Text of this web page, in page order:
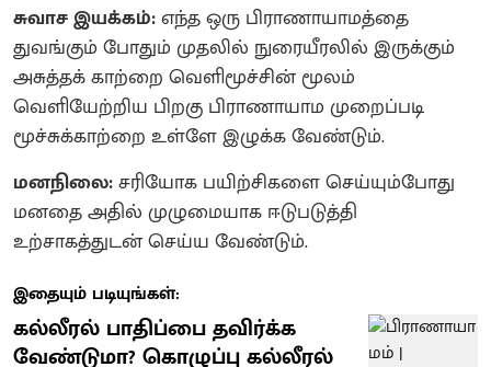
சுவாச இயக்கம்:எந்த ஒரு பிராணாயாமத்தை
துவங்கும் போதும் முதலில் நுரையீரலில் இருக்கும்
அசுத்தக் காற்றை வெளிமூச்சின் மூலம்
வெளியேற்றிய பிறகு பிராணாயாம முறைப்படி
மூச்சுக்காற்றை உள்ளே இழுக்க வேண்டும்.
மனநிலை:சரியோக பயிற்சிகளை செய்யும்போது
மனதை அதில் முழுமையாக ஈடுபடுத்தி
உற்சாகத்துடன் செய்ய வேண்டும்.
இதையும் படியுங்கள்:
கல்லீரல் பாதிப்பை தவிர்க்க
வேண்டுமா? கொழுப்பு கல்லீரல்